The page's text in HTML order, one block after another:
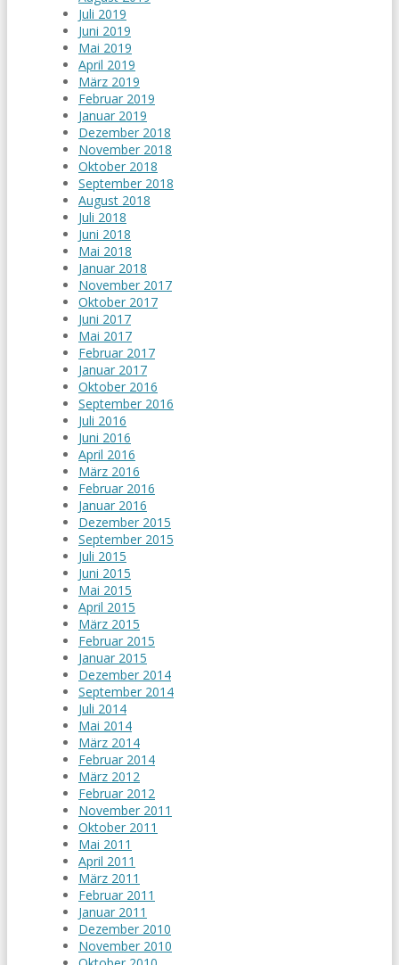
Juli 2019
Juni 2019
Mai 2019
April 2019
März 2019
Februar 2019
Januar 2019
Dezember 2018
November 2018
Oktober 2018
September 2018
August 2018
Juli 2018
Juni 2018
Mai 2018
Januar 2018
November 2017
Oktober 2017
Juni 2017
Mai 2017
Februar 2017
Januar 2017
Oktober 2016
September 2016
Juli 2016
Juni 2016
April 2016
März 2016
Februar 2016
Januar 2016
Dezember 2015
September 2015
Juli 2015
Juni 2015
Mai 2015
April 2015
März 2015
Februar 2015
Januar 2015
Dezember 2014
September 2014
Juli 2014
Mai 2014
März 2014
Februar 2014
März 2012
Februar 2012
November 2011
Oktober 2011
Mai 2011
April 2011
März 2011
Februar 2011
Januar 2011
Dezember 2010
November 2010